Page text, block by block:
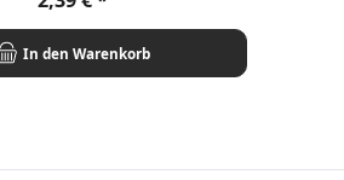
In den Warenkorb